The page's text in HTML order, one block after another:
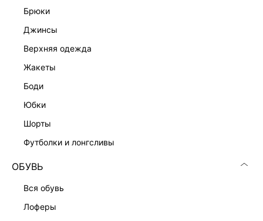
брюки
джинсы
верхняя одежда
жакеты
боди
юбки
шорты
футболки и лонгсливы
ОБУВЬ
вся обувь
лоферы